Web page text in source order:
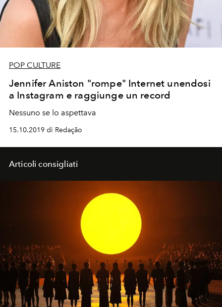
POP CULTURE
Jennifer Aniston "rompe" Internet unendosi
a Instagram e raggiunge un record
Nessuno se lo aspettava
15.10.2019 di Redação
Articoli consigliati